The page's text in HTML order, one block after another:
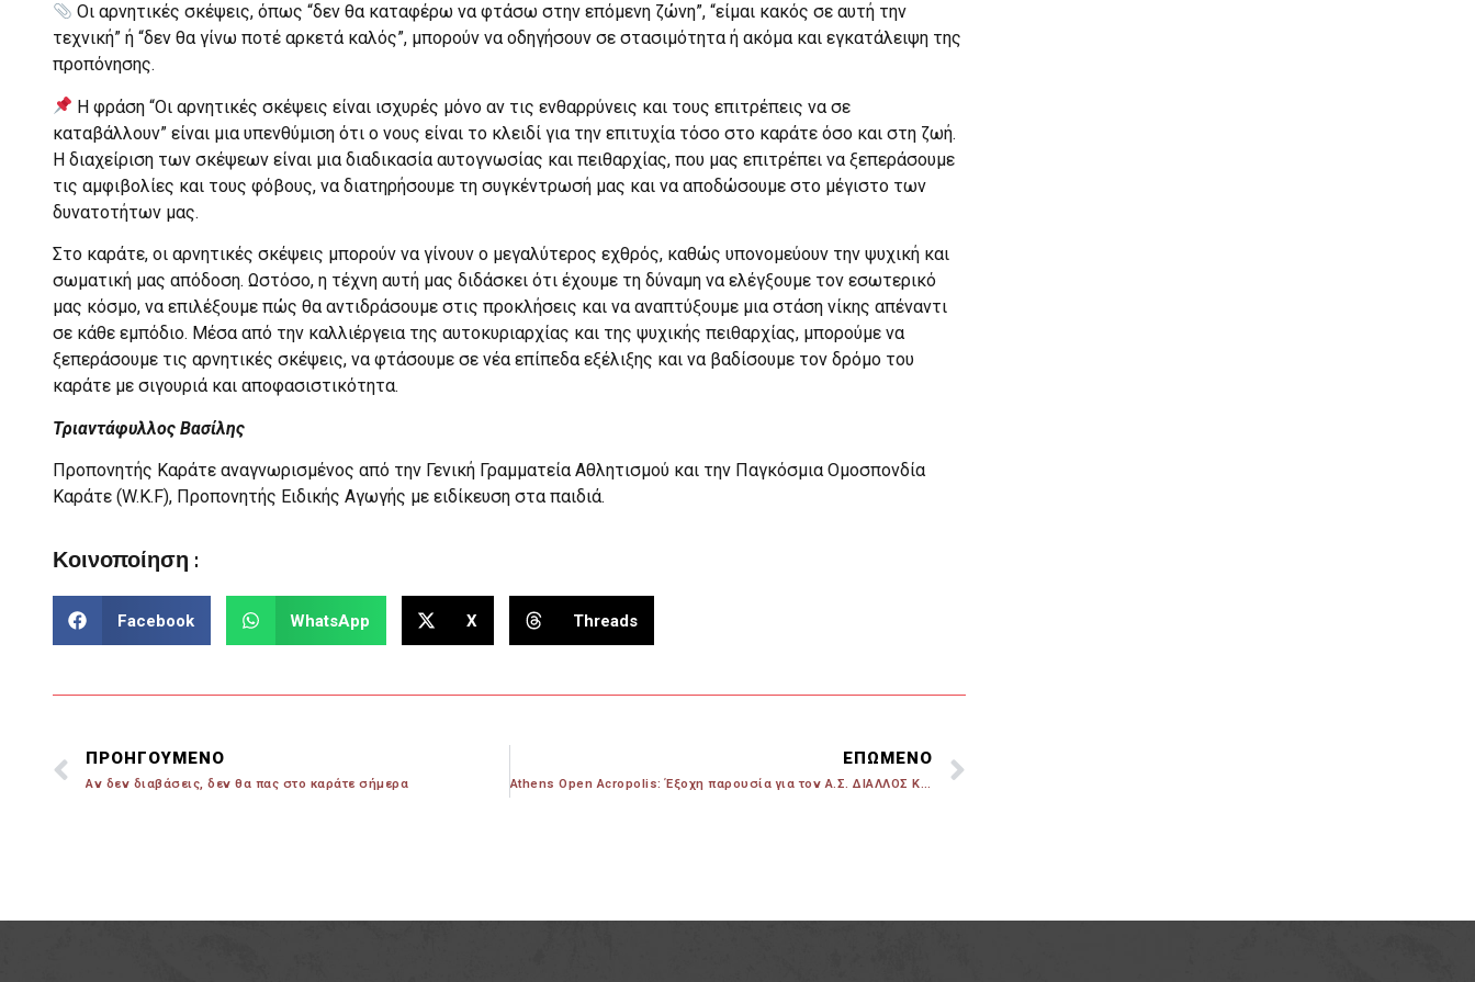
Οι αρνητικές σκέψεις, όπως “δεν θα καταφέρω να φτάσω στην επόμενη ζώνη”, “είμαι κακός σε αυτή την
τεχνική” ή “δεν θα γίνω ποτέ αρκετά καλός”, μπορούν να οδηγήσουν σε στασιμότητα ή ακόμα και εγκατάλειψη της
προπόνησης.
Η φράση “Οι αρνητικές σκέψεις είναι ισχυρές μόνο αν τις ενθαρρύνεις και τους επιτρέπεις να σε
καταβάλλουν” είναι μια υπενθύμιση ότι ο νους είναι το κλειδί για την επιτυχία τόσο στο καράτε όσο και στη ζωή.
Η διαχείριση των σκέψεων είναι μια διαδικασία αυτογνωσίας και πειθαρχίας, που μας επιτρέπει να ξεπεράσουμε
τις αμφιβολίες και τους φόβους, να διατηρήσουμε τη συγκέντρωσή μας και να αποδώσουμε στο μέγιστο των
δυνατοτήτων μας.
Στο καράτε, οι αρνητικές σκέψεις μπορούν να γίνουν ο μεγαλύτερος εχθρός, καθώς υπονομεύουν την ψυχική και
σωματική μας απόδοση. Ωστόσο, η τέχνη αυτή μας διδάσκει ότι έχουμε τη δύναμη να ελέγξουμε τον εσωτερικό
μας κόσμο, να επιλέξουμε πώς θα αντιδράσουμε στις προκλήσεις και να αναπτύξουμε μια στάση νίκης απέναντι
σε κάθε εμπόδιο. Μέσα από την καλλιέργεια της αυτοκυριαρχίας και της ψυχικής πειθαρχίας, μπορούμε να
ξεπεράσουμε τις αρνητικές σκέψεις, να φτάσουμε σε νέα επίπεδα εξέλιξης και να βαδίσουμε τον δρόμο του
καράτε με σιγουριά και αποφασιστικότητα.
Τριαντάφυλλος Βασίλης
Προπονητής Καράτε αναγνωρισμένος από την Γενική Γραμματεία Αθλητισμού και την Παγκόσμια Ομοσπονδία
Καράτε (W.K.F), Προπονητής Ειδικής Αγωγής με ειδίκευση στα παιδιά.
Κοινοποίηση :
Facebook WhatsApp X Threads
ΠΡΟΗΓΟΥΜΕΝΟ
Αν δεν διαβάσεις, δεν θα πας στο καράτε σήμερα
ΕΠΩΜΕΝΟ
Athens Open Acropolis: Έξοχη παρουσία για τον Α.Σ. ΔΙΑΛΛΟΣ Karate Club!